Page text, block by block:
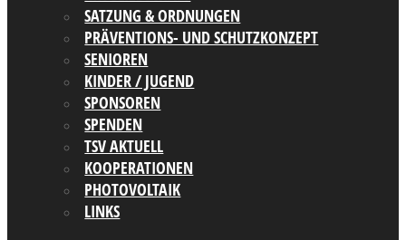
SATZUNG & ORDNUNGEN
PRÄVENTIONS- UND SCHUTZKONZEPT
SENIOREN
KINDER / JUGEND
SPONSOREN
SPENDEN
TSV AKTUELL
KOOPERATIONEN
PHOTOVOLTAIK
LINKS